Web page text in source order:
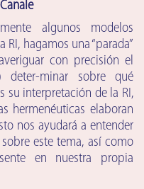
algunos modelos
hagamos una “parada”
con precisión el
deter-minar sobre qué
su interpretación de la RI,
hermenéuticas elaboran
nos ayudará a entender
este tema, así como
en nuestra propia